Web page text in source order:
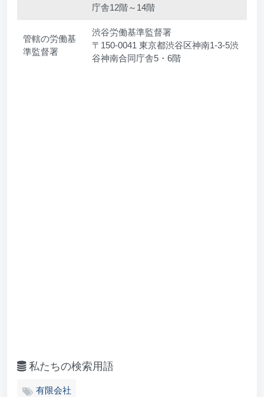
庁舎12階～14階
管轄の労働基
準監督署
渋谷労働基準監督署
〒150-0041 東京都渋谷区神南1-3-5渋
谷神南合同庁舎5・6階
私たちの検索用語
有限会社